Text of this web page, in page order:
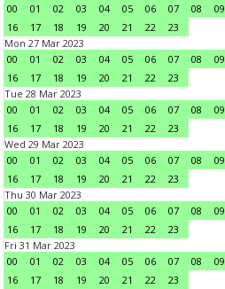
00
01 02 03 04 05 06 07 08 09
16
17 18 19 20 21 22
23
Mon 27 Mar 2023
00
01 02 03 04 05 06 07 08 09
16
17 18 19 20 21 22
23
Tue 28 Mar 2023
00
01 02 03 04 05 06 07 08 09
16
17 18 19 20 21 22
23
Wed 29 Mar 2023
00
01 02 03 04 05 06 07 08 09
16
17 18 19 20 21 22
23
Thu 30 Mar 2023
00
01 02 03 04 05 06 07 08 09
16
17 18 19 20 21 22
23
Fri 31 Mar 2023
00
01 02 03 04 05 06 07 08 09
16
17 18 19 20 21 22
23